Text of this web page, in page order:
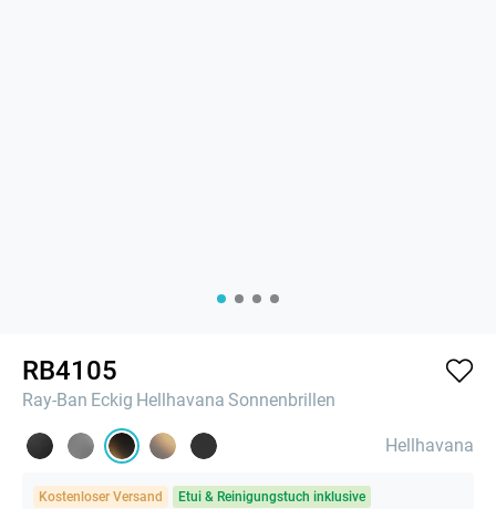
RB4105
Ray-Ban Eckig Hellhavana Sonnenbrillen
Hellhavana
Kostenloser Versand Etui & Reinigungstuch inklusive